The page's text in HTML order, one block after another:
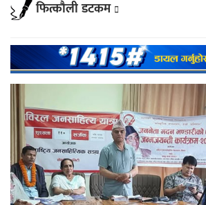
फित्काैली डटकम